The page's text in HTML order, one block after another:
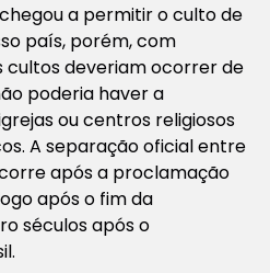
a permitir o culto de
país, porém, com
cultos deveriam ocorrer de
poderia haver a
ou centros religiosos
A separação oficial entre
após a proclamação
após o fim da
séculos após o